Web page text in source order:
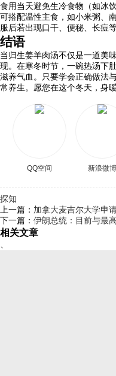
食用当天避免生冷食物（如冰
可搭配温性主食，如小米粥、
服后若出现口干、便秘、长痘
结语
当归生姜羊肉汤不仅是一道美
现。在寒冬时节，一碗热汤下
滋养气血。只要学会正确做法
常养生。愿您在这个冬天，身
QQ空间 新浪微博
探知
上一篇： 加拿大麦吉尔大学申
下一篇： 伊朗总统：目前与最
相关文章